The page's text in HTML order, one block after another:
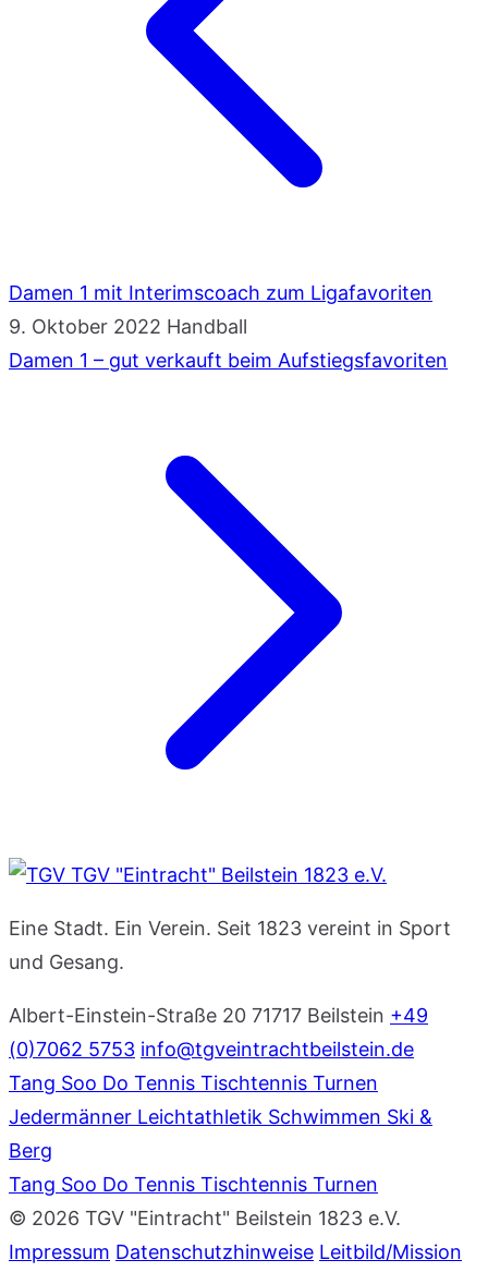
Damen 1 mit Interimscoach zum Ligafavoriten
9. Oktober 2022 Handball
Damen 1 – gut verkauft beim Aufstiegsfavoriten
TGV "Eintracht" Beilstein 1823 e.V.
Eine Stadt. Ein Verein. Seit 1823 vereint in Sport
und Gesang.
Albert-Einstein-Straße 20 71717 Beilstein +49
(0)7062 5753 info@tgveintrachtbeilstein.de
Tang Soo Do Tennis Tischtennis Turnen
Jedermänner Leichtathletik Schwimmen Ski &
Berg
Tang Soo Do Tennis Tischtennis Turnen
© 2026 TGV "Eintracht" Beilstein 1823 e.V.
Impressum Datenschutzhinweise Leitbild/Mission